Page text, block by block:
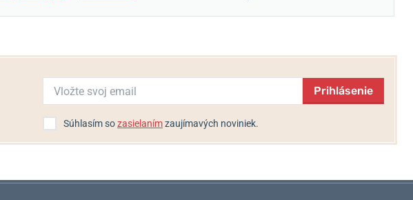
Prihlásenie
Súhlasím sozasielanímzaujímavých noviniek.